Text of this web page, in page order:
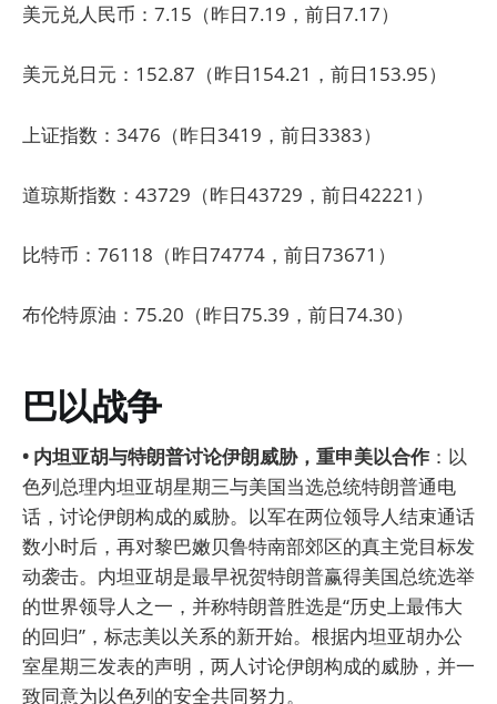
美元兑人民币：7.15（昨日7.19，前日7.17）
美元兑日元：152.87（昨日154.21，前日153.95）
上证指数：3476（昨日3419，前日3383）
道琼斯指数：43729（昨日43729，前日42221）
比特币：76118（昨日74774，前日73671）
布伦特原油：75.20（昨日75.39，前日74.30）
巴以战争
• 内坦亚胡与特朗普讨论伊朗威胁，重申美以合作 ：以
色列总理内坦亚胡星期三与美国当选总统特朗普通电
话，讨论伊朗构成的威胁。以军在两位领导人结束通话
数小时后，再对黎巴嫩贝鲁特南部郊区的真主党目标发
动袭击。内坦亚胡是最早祝贺特朗普赢得美国总统选举
的世界领导人之一，并称特朗普胜选是“历史上最伟大
的回归”，标志美以关系的新开始。根据内坦亚胡办公
室星期三发表的声明，两人讨论伊朗构成的威胁，并一
致同意为以色列的安全共同努力。